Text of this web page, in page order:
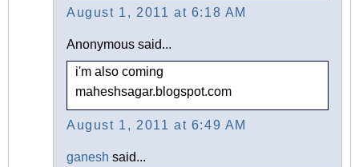
August 1, 2011 at 6:18 AM
Anonymous said...
i'm also coming
maheshsagar.blogspot.com
August 1, 2011 at 6:49 AM
ganesh said...